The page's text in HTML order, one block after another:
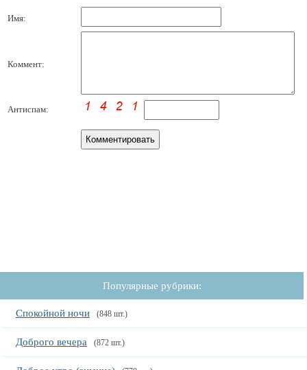
Имя:
Коммент:
Антиспам:
Популярные рубрики:
Спокойной ночи (848 шт.)
Доброго вечера (872 шт.)